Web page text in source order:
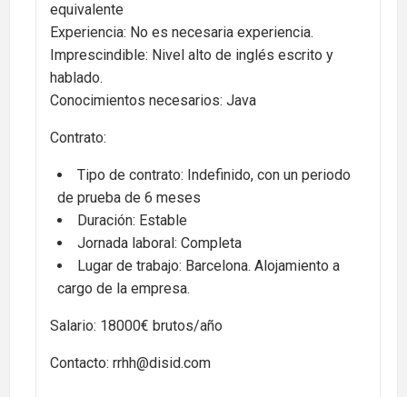
equivalente
Experiencia: No es necesaria experiencia.
Imprescindible: Nivel alto de inglés escrito y
hablado.
Conocimientos necesarios: Java
Contrato:
Tipo de contrato: Indefinido, con un periodo
de prueba de 6 meses
Duración: Estable
Jornada laboral: Completa
Lugar de trabajo: Barcelona. Alojamiento a
cargo de la empresa.
Salario: 18000€ brutos/año
Contacto: rrhh@disid.com